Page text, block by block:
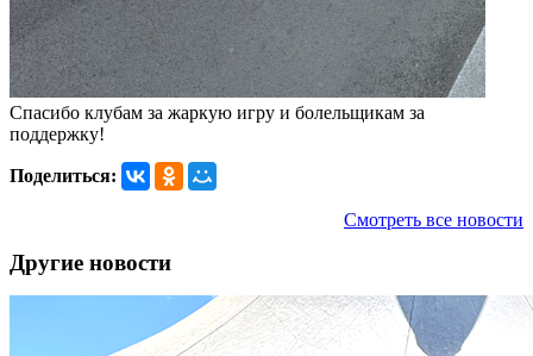
Спасибо клубам за жаркую игру и болельщикам за
поддержку!
Поделиться:
Смотреть все новости
Другие новости